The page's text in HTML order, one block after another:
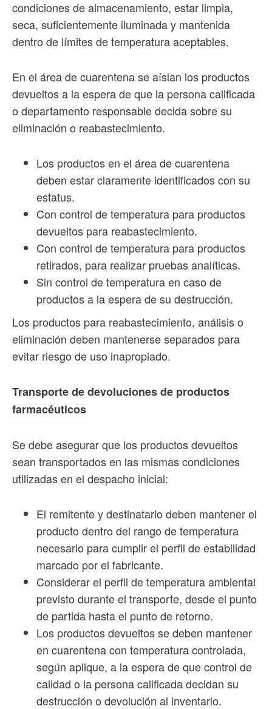
condiciones de almacenamiento, estar limpia,
seca, suficientemente iluminada y mantenida
dentro de límites de temperatura aceptables.
En el área de cuarentena se aíslan los productos
devueltos a la espera de que la persona calificada
o departamento responsable decida sobre su
eliminación o reabastecimiento.
Los productos en el área de cuarentena
deben estar claramente identificados con su
estatus.
Con control de temperatura para productos
devueltos para reabastecimiento.
Con control de temperatura para productos
retirados, para realizar pruebas analíticas.
Sin control de temperatura en caso de
productos a la espera de su destrucción.
Los productos para reabastecimiento, análisis o
eliminación deben mantenerse separados para
evitar riesgo de uso inapropiado.
Transporte de devoluciones de productos
farmacéuticos
Se debe asegurar que los productos devueltos
sean transportados en las mismas condiciones
utilizadas en el despacho inicial:
El remitente y destinatario deben mantener el
producto dentro del rango de temperatura
necesario para cumplir el perfil de estabilidad
marcado por el fabricante.
Considerar el perfil de temperatura ambiental
previsto durante el transporte, desde el punto
de partida hasta el punto de retorno.
Los productos devueltos se deben mantener
en cuarentena con temperatura controlada,
según aplique, a la espera de que control de
calidad o la persona calificada decidan su
destrucción o devolución al inventario.